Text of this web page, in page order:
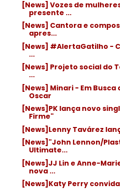
[News] Vozes de
presente ...
[News] Cantora e
apres...
[News] #AlertaGatilho -
...
[News] Projeto social do
...
[News] Minari - Em
Oscar
[News]PK lança novo
Firme"
[News]Lenny Tavárez
[News]"John Lennon/
Ultimate...
[News]JJ Lin e Anne-
nova ...
[News]Katy Perry